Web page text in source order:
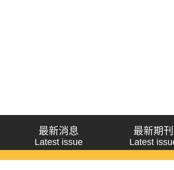
最新消息
Latest issue
最新期刊
Latest